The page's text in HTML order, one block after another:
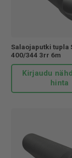
Salaojaputki tupla
400/344 3rr 6m
Kirjaudu
hinta